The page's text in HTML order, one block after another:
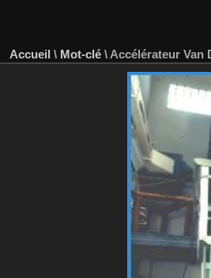
Accueil \ Mot-clé \ Accélérateur Van